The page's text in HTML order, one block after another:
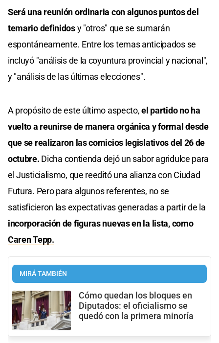
Será una reunión ordinaria con algunos puntos del
temario definidosy "otros" que se sumarán
espontáneamente. Entre los temas anticipados se
incluyó "análisis de la coyuntura provincial y nacional",
y "análisis de las últimas elecciones".
A propósito de este último aspecto,el partido no ha
vuelto a reunirse de manera orgánica y formal desde
que se realizaron las comicios legislativos del 26 de
octubre. Dicha contienda dejó un sabor agridulce para
el Justicialismo, que reeditó una alianza con Ciudad
Futura. Pero para algunos referentes, no se
satisficieron las expectativas generadas a partir de la
incorporación de figuras nuevas en la lista, como
Caren Tepp.
MIRÁ TAMBIÉN
Cómo quedan los bloques en
Diputados: el oficialismo se
quedó con la primera minoría